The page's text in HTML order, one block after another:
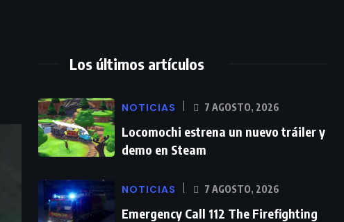
Los últimos artículos
NOTICIAS 7 AGOSTO, 2026
Locomochi estrena un nuevo tráiler y
demo en Steam
NOTICIAS 7 AGOSTO, 2026
Emergency Call 112 The Firefighting